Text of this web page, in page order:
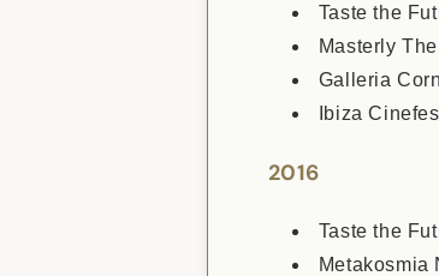
Taste the
Masterly
Galleria
Ibiza
2016
Taste the
Metakosmia